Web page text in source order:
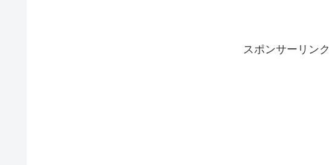
スポンサーリンク